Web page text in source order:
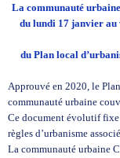
La communauté
du lundi 17 janvier au
du Plan local
Approuvé en 2020, le
communauté urbaine
Ce document évolutif fixe
règles d’urbanisme
La communauté urbaine